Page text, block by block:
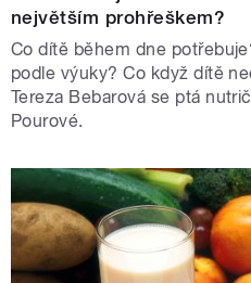
největším prohřeškem?
Co dítě během dne
podle výuky? Co když dítě
Tereza Bebarová se ptá
Pourové.